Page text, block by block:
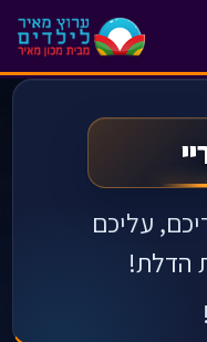
עליכם
הדלת!